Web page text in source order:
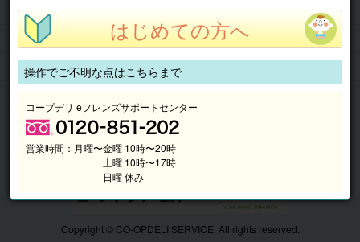
くらしのサービス
このサイトの使い方
マイページ
Copyright © CO-OPDELI SERVICE. All rights reserved.
はじめての方へ
操作でご不明な点はこちらまで
コープデリ eフレンズサポートセンター
営業時間： 月曜〜金曜 10時〜20時
土曜 10時〜17時
日曜 休み